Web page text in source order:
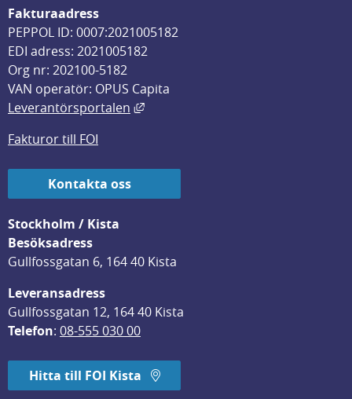
Fakturaadress
PEPPOL ID: 0007:2021005182
EDI adress: 2021005182
Org nr: 202100-5182
VAN operatör: OPUS Capita
Leverantörsportalen
Länk till annan webbplats, öppnas
Fakturor till FOI
Kontakta oss
Stockholm / Kista
Besöksadress
Gullfossgatan 6, 164 40 Kista
Leveransadress
Gullfossgatan 12, 164 40 Kista
Telefon: 08-555 030 00
Hitta till FOI Kista